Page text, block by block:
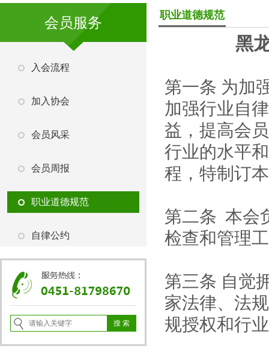
会员服务
入会流程
加入协会
会员风采
会员周报
职业道德规范
自律公约
职业道德规范
黑
第一条 为加
加强行业自
益，提高会
行业的水平
程，特制订
第二条 本会
检查和管理
第三条 自觉
家法律、法
规授权和行